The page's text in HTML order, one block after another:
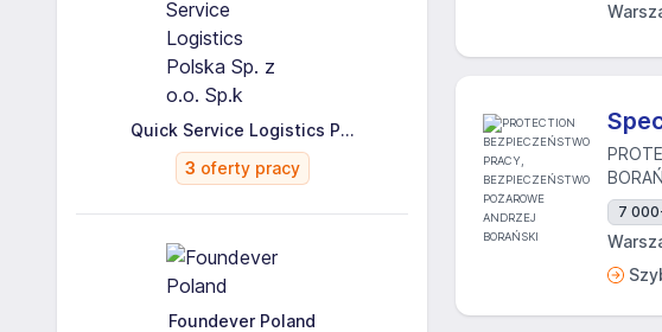
Quick Service Logistics P...
3 oferty pracy
Foundever Poland
7